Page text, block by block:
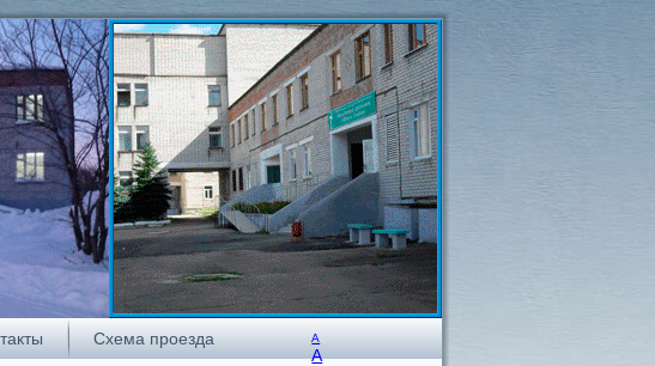
Схема проезда А
А